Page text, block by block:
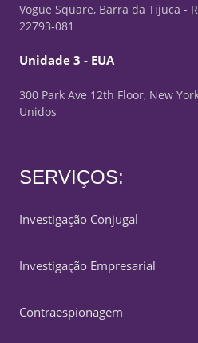
Vogue Square, Barra da Tijuca -
22793-081
Unidade 3 - EUA
300 Park Ave 12th Floor, New
Unidos
SERVIÇOS:
Investigação Conjugal
Investigação Empresarial
Contraespionagem